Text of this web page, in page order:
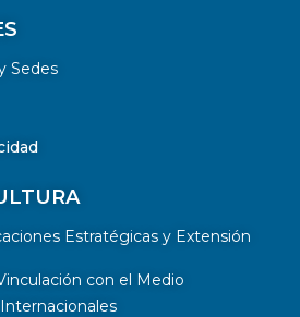
Sedes
Estratégicas y Extensión
con el Medio